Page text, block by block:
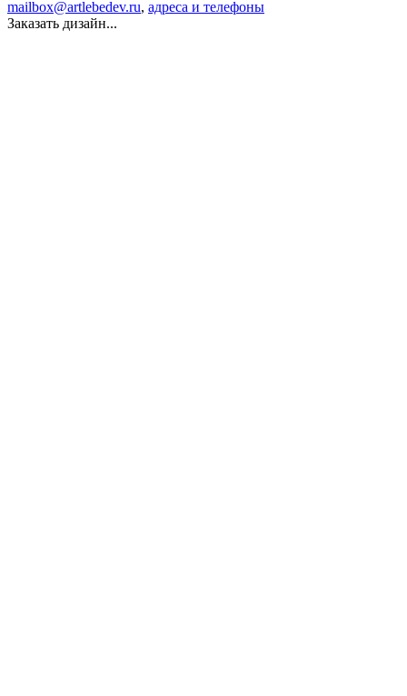
mailbox@artlebedev.ru, адреса и телефоны
Заказать дизайн...